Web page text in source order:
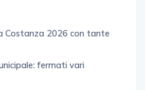
Costanza 2026 con tante
fermati vari